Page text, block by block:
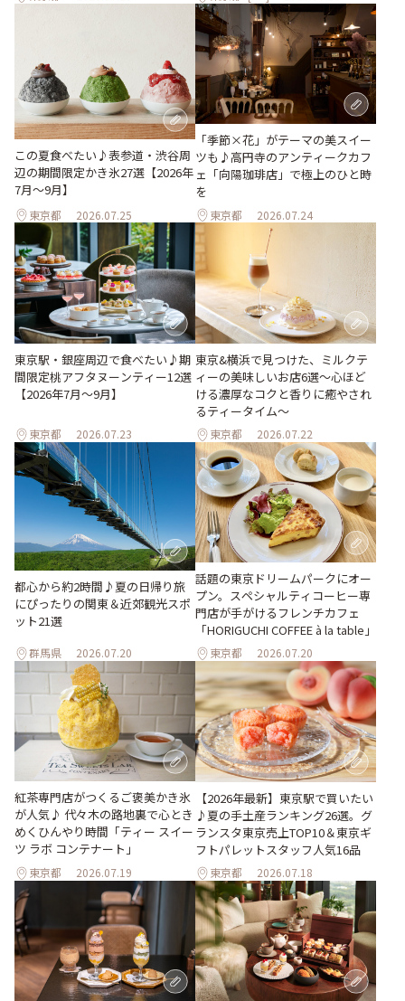
この夏食べたい♪表参道・渋谷周
辺の期間限定かき氷27選【2026年
7月～9月】
東京都 2026.07.25
「季節×花」がテーマの美スイー
ツも♪高円寺のアンティークカフ
ェ「向陽珈琲店」で極上のひと時
を
東京都 2026.07.24
東京駅・銀座周辺で食べたい♪期
間限定桃アフタヌーンティー12選
【2026年7月～9月】
東京都 2026.07.23
東京&横浜で見つけた、ミルクテ
ィーの美味しいお店6選～心ほど
ける濃厚なコクと香りに癒やされ
るティータイム～
東京都 2026.07.22
都心から約2時間♪夏の日帰り旅
にぴったりの関東＆近郊観光スポ
ット21選
群馬県 2026.07.20
話題の東京ドリームパークにオー
プン。スペシャルティコーヒー専
門店が手がけるフレンチカフェ
「HORIGUCHI COFFEE à la table」
東京都 2026.07.20
紅茶専門店がつくるご褒美かき氷
が人気♪ 代々木の路地裏で心とき
めくひんやり時間「ティー スイー
ツ ラボ コンテナート」
東京都 2026.07.19
【2026年最新】東京駅で買いたい
♪夏の手土産ランキング26選。グ
ランスタ東京売上TOP10＆東京ギ
フトパレットスタッフ人気16品
東京都 2026.07.18